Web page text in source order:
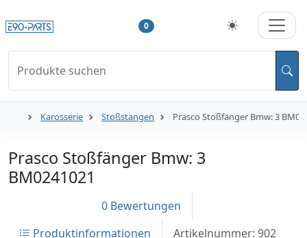
0
Produkte suchen
Karosserie Stoßstangen Prasco Stoßfänger Bmw: 3
Prasco Stoßfänger Bmw: 3
BM0241021
0 Bewertungen
Produktinformationen
Artikelnummer: 902